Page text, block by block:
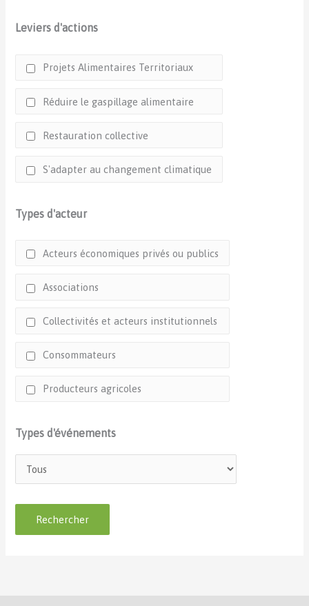
Leviers d'actions
Projets Alimentaires Territoriaux
Réduire le gaspillage alimentaire
Restauration collective
S'adapter au changement climatique
Types d'acteur
Acteurs économiques privés ou publics
Associations
Collectivités et acteurs institutionnels
Consommateurs
Producteurs agricoles
Types d'événements